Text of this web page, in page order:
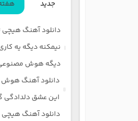
جدید
دانلود آهنگ هیچی
نیمکنه دیگه یه
دیگه هوش
دانلود آهنگ هوش
این عشق
دانلود آهنگ هیچی